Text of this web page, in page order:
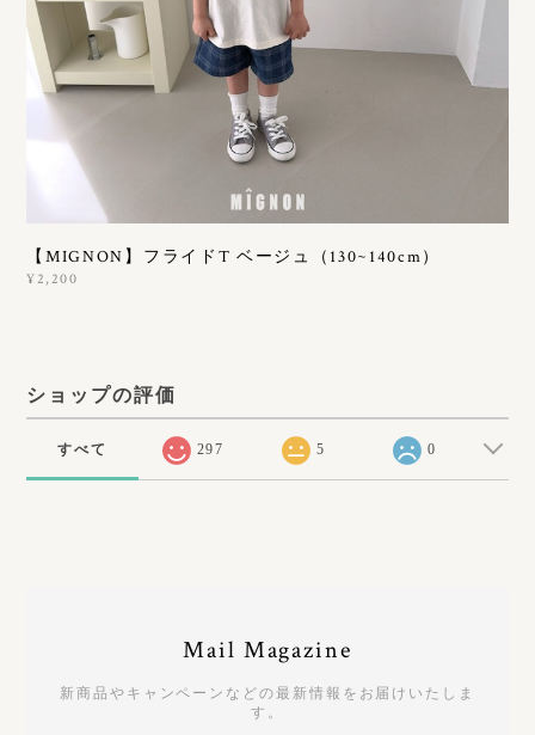
【MIGNON】フライドT ベージュ（130~140cm）
¥2,200
ショップの評価
すべて 297 5 0
Mail Magazine
新商品やキャンペーンなどの最新情報をお届けいたしま
す。